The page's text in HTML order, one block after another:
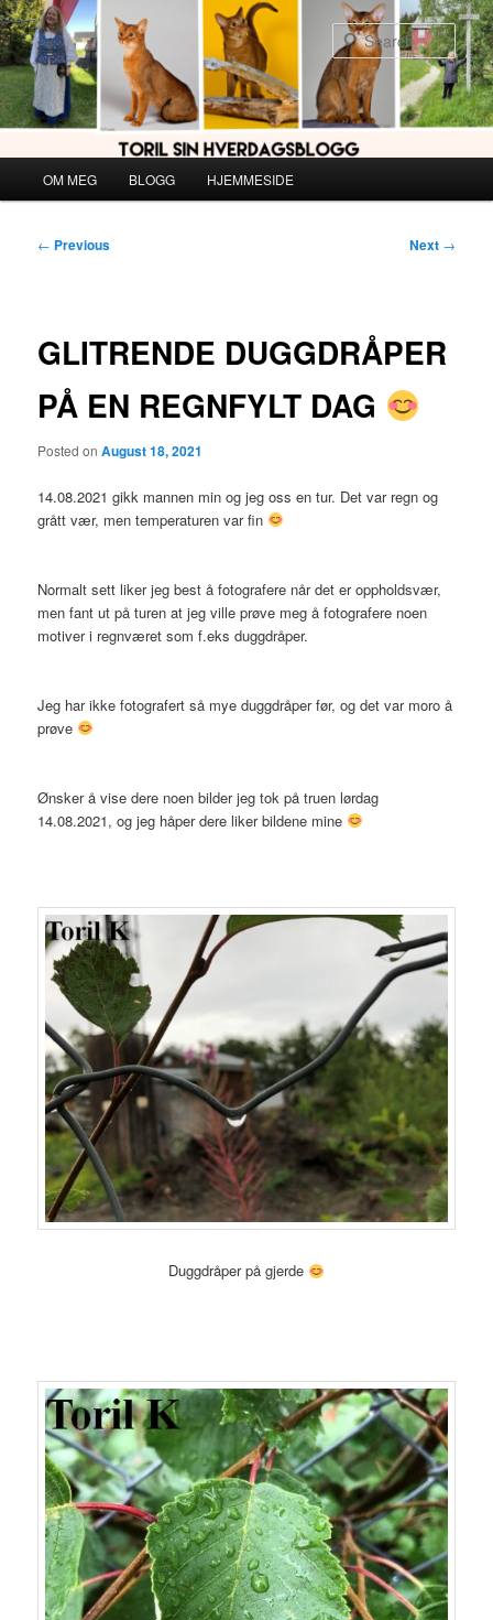
Skip
to
primary
content
OM MEG BLOGG HJEMMESIDE
Post
← Previous Next →
GLITRENDE DUGGDRÅPER
PÅ EN REGNFYLT DAG
Posted onAugust 18, 2021
14.08.2021 gikk mannen min og jeg oss en tur. Det var regn og
grått vær, men temperaturen var fin
Normalt sett liker jeg best å fotografere når det er oppholdsvær,
men fant ut på turen at jeg ville prøve meg å fotografere noen
motiver i regnværet som f.eks duggdråper.
Jeg har ikke fotografert så mye duggdråper før, og det var moro å
prøve
Ønsker å vise dere noen bilder jeg tok på truen lørdag
14.08.2021, og jeg håper dere liker bildene mine
Duggdråper på gjerde